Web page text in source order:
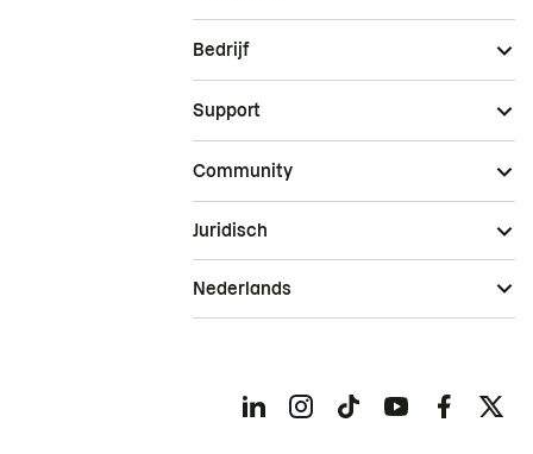
Bedrijf
Support
Community
Juridisch
Nederlands